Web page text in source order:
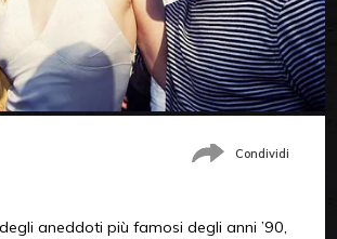
Condividi
aneddoti più famosi degli anni ’90,